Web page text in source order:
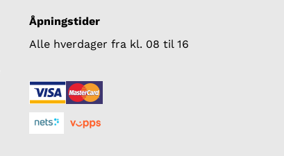
Åpningstider
Alle hverdager fra kl. 08 til 16